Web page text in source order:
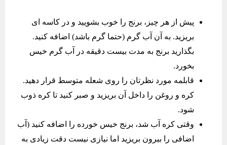
پیش از هر چیز، برنج را خوب بشویید و در کاسه ای
بریزید. به آن آب گرم (حتما گرم باشد) اضافه کنید.
بگذارید برنج به مدت بیست دقیقه در آب گرم خیس
بخورد.
قابلمه مورد نظرتان را روی شعله متوسط قرار دهید.
کره و روغن را داخل آن بریزید و صبر کنید تا کره ذوب
شود.
وقتی کره آب شد، برنج خیس خورده را اضافه کنید (آب
اضافی را بیرون بریزید اما نیازی نیست دقت زیادی به